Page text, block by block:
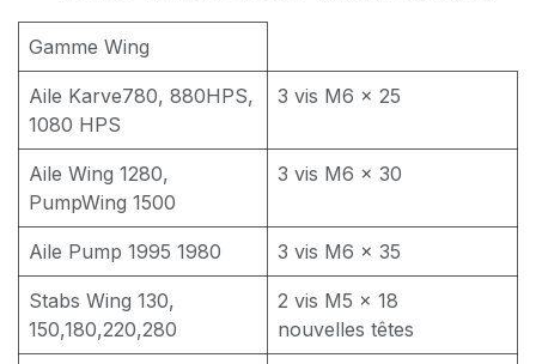
Gamme Wing
Aile Karve780, 880HPS,
1080 HPS
3 vis M6 x 25
Aile Wing 1280,
PumpWing 1500
3 vis M6 x 30
Aile Pump 1995 1980 3 vis M6 x 35
Stabs Wing 130,
150,180,220,280
2 vis M5 x 18
nouvelles têtes